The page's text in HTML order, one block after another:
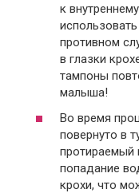
к
противном
в глазки
тампоны
малыша!
Во время
повернуто в
протираемый
попадание
крохи, что